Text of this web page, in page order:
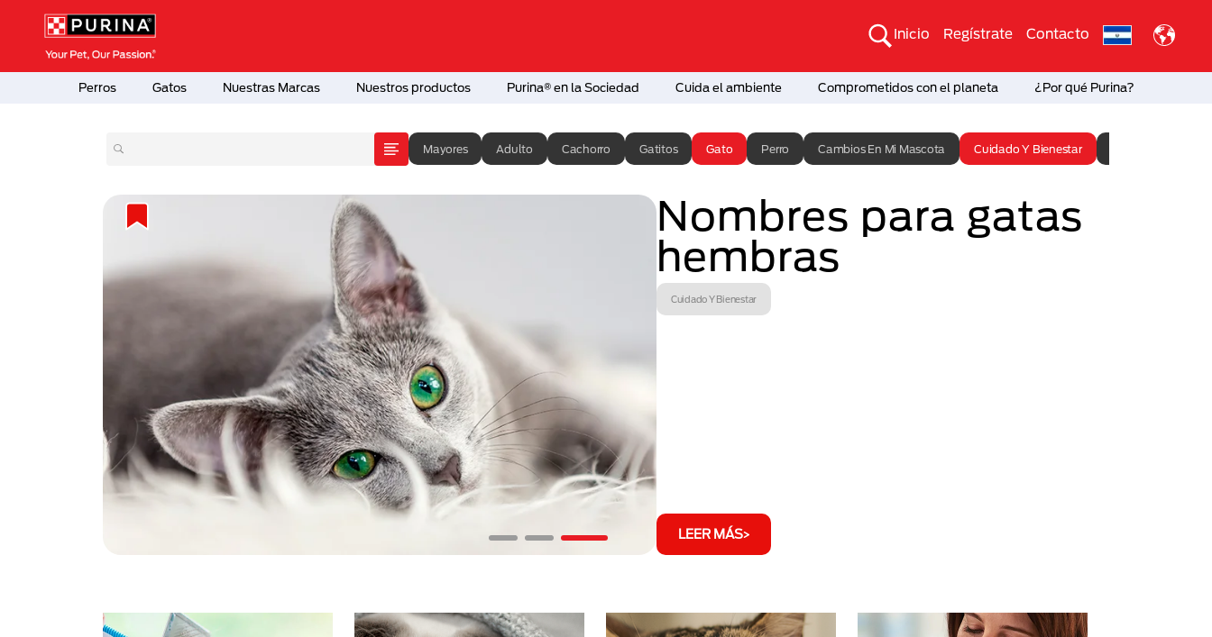
Pasar al contenido principal
Menú Secundario Purina
Inicio Regístrate Contacto
Menú Principal Purina
Perros Gatos Nuestras Marcas Nuestros productos Purina® en la Sociedad Cuida el ambiente Comprometidos con el planeta ¿Por qué Purina?
Mayores Adulto Cachorro Gatitos Gato Perro Cambios En Mi Mascota Cuidado Y Bienestar
Nombres para gatas
hembras
Cuidado Y Bienestar
LEER MÁS